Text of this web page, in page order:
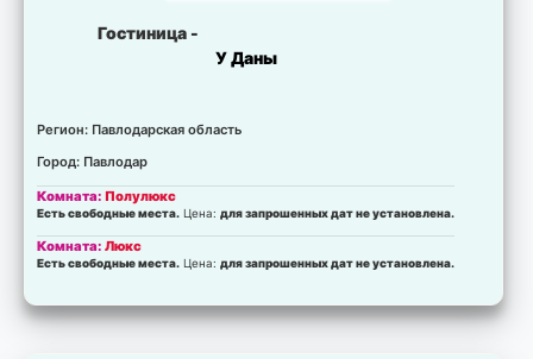
Гостиница -
У Даны
Регион: Павлодарская область
Город: Павлодар
Комната:Полулюкс
Есть свободные места. Цена:для запрошенных дат не установлена.
Комната:Люкс
Есть свободные места. Цена:для запрошенных дат не установлена.